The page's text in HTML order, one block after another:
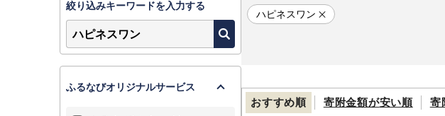
ハピネスワン
おすすめ順 寄附金額が安い順 寄
絞り込みキーワードを入力する
ふるなびオリジナルサービス